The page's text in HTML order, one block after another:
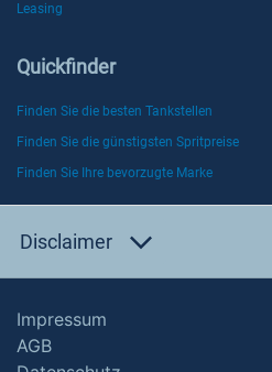
Leasing
Quickfinder
Finden Sie die besten Tankstellen
Finden Sie die günstigsten Spritpreise
Finden Sie Ihre bevorzugte Marke
Disclaimer
Impressum
AGB